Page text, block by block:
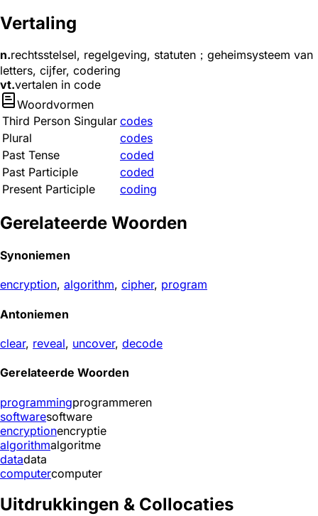
Vertaling
n.rechtsstelsel, regelgeving, statuten；geheimsysteem van
letters, cijfer, codering
vt.vertalen in code
Woordvormen
Third Person Singular codes
Plural
codes
Past Tense
coded
Past Participle
coded
Present Participle
coding
Gerelateerde Woorden
Synoniemen
encryption, algorithm, cipher, program
Antoniemen
clear, reveal, uncover, decode
Gerelateerde Woorden
programmingprogrammeren
softwaresoftware
encryptionencryptie
algorithmalgoritme
datadata
computercomputer
Uitdrukkingen & Collocaties